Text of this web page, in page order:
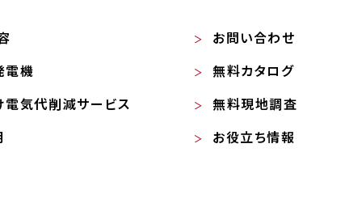
電機
電気代削減サービス
お問い合わせ
無料カタログ
無料現地調査
お役立ち情報